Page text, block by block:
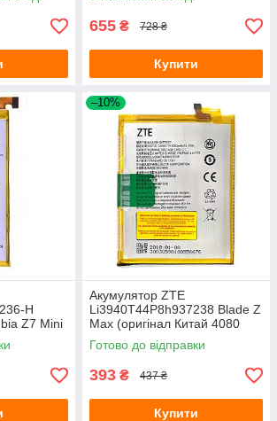
655 ₴ 728 ₴
Купити
H
Z7 Mini
–10%
Акумулятор ZTE
Li3940T44P8h937238 Blade Z
Max (оригінал Китай 4080
mAh)
Готово до відправки
393 ₴ 437 ₴
Купити